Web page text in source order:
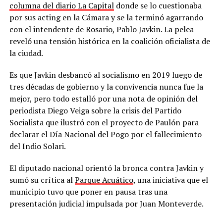
columna del diario La Capitaldonde se lo cuestionaba
por sus acting en la Cámara y se la terminó agarrando
con el intendente de Rosario, Pablo Javkin. La pelea
reveló una tensión histórica en la coalición oficialista de
la ciudad.
Es que Javkin desbancó al socialismo en 2019 luego de
tres décadas de gobierno y la convivencia nunca fue la
mejor, pero todo estalló por una nota de opinión del
periodista Diego Veiga sobre la crisis del Partido
Socialista que ilustró con el proyecto de Paulón para
declarar el Día Nacional del Pogo por el fallecimiento
del Indio Solari.
El diputado nacional orientó la bronca contra Javkin y
sumó su crítica alParque Acuático, una iniciativa que el
municipio tuvo que poner en pausa tras una
presentación judicial impulsada por Juan Monteverde.